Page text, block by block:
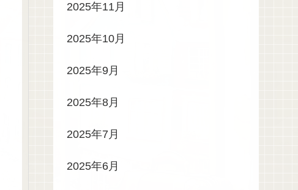
2025年11月
2025年10月
2025年9月
2025年8月
2025年7月
2025年6月